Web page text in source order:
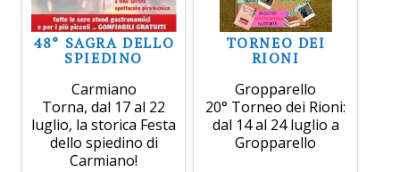
48° SAGRA DELLO
SPIEDINO
Carmiano
Torna, dal 17 al 22
luglio, la storica Festa
dello spiedino di
Carmiano!
TORNEO DEI
RIONI
Gropparello
20° Torneo dei Rioni:
dal 14 al 24 luglio a
Gropparello